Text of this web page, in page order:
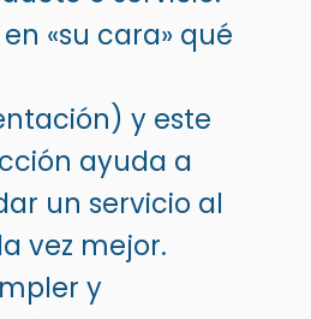
«su cara» qué
y este
ayuda a
un servicio al
vez mejor.
y